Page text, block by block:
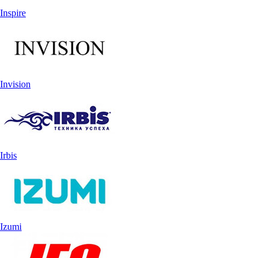
Inspire
Invision
Irbis
Izumi